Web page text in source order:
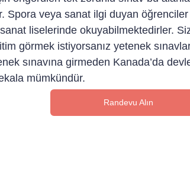
Spora veya sanat ilgi duyan
liselerinde okuyabilmektedirler.
görmek istiyorsanız yetenek
sınavına girmeden Kanada’da
mümkündür.
Randevu Alın